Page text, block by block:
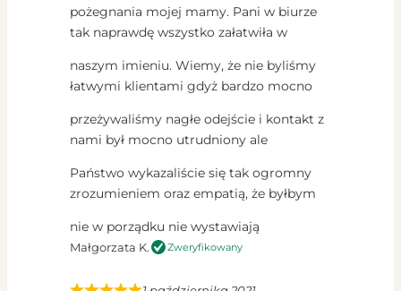
pożegnania mojej mamy. Pani w biurze
tak naprawdę wszystko załatwiła w
naszym imieniu. Wiemy, że nie byliśmy
łatwymi klientami gdyż bardzo mocno
przeżywaliśmy nagłe odejście i kontakt z
nami był mocno utrudniony ale
Państwo wykazaliście się tak ogromny
zrozumieniem oraz empatią, że byłbym
nie w porządku nie wystawiają
Małgorzata K. Zweryfikowany